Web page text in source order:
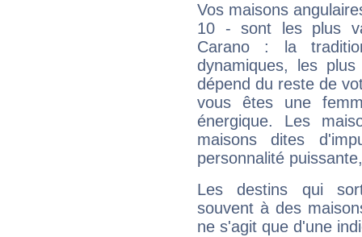
Vos maisons
10 - sont les plus
Carano : la
dynamiques, les
dépend du reste de
vous êtes une
énergique. Les
maisons dites
personnalité
Les destins qui
souvent à des
ne s'agit que d'une